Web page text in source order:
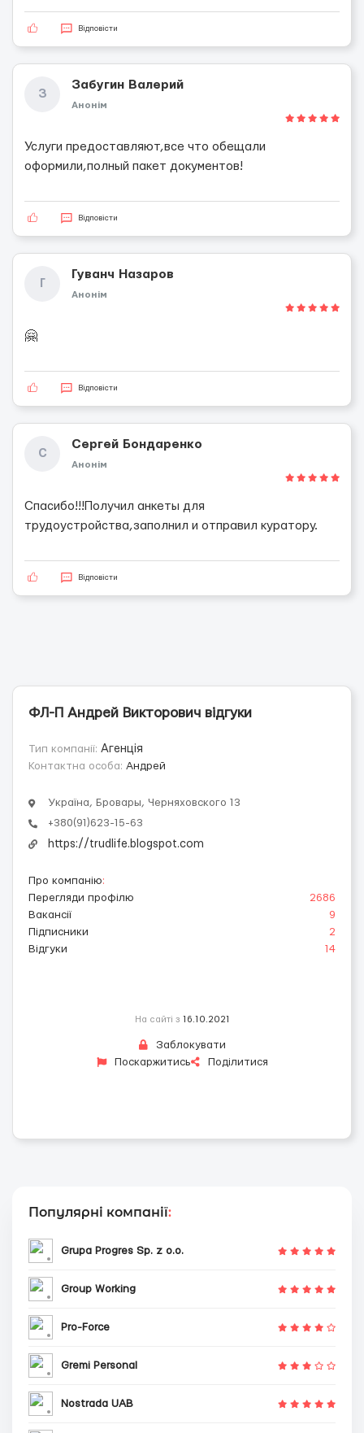
Відповісти
З
Забугин Валерий
Анонім
Услуги предоставляют,все что обещали
оформили,полный пакет документов!
Відповісти
Г
Гуванч Назаров
Анонім
🤗
Відповісти
С
Сергей Бондаренко
Анонім
Спасибо!!!Получил анкеты для
трудоустройства,заполнил и отправил куратору.
Відповісти
ФЛ-П Андрей Викторович відгуки
Тип компанії: Агенція
Контактна особа: Андрей
Україна, Бровары, Черняховского 13
+380(91)623-15-63
https://trudlife.blogspot.com
Про компанію:
Перегляди профілю
2686
Вакансії
9
Підписники
2
Відгуки
14
На сайті з 16.10.2021
Заблокувати
Поскаржитись
Поділитися
Популярні компанії:
Grupa Progres Sp. z o.o.
Group Working
Pro-Force
Gremi Personal
Nostrada UAB